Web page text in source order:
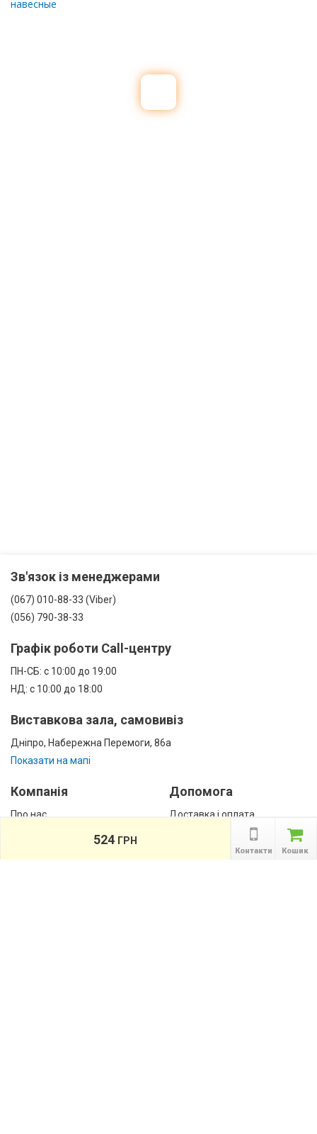
навесные
Зв'язок із менеджерами
(067) 010-88-33 (Viber)
(056) 790-38-33
Графік роботи Call-центру
ПН-СБ: с 10:00 до 19:00
НД: с 10:00 до 18:00
Виставкова зала, самовивіз
Дніпро, Набережна Перемоги, 86а
Показати на мапі
Компанія
Про нас
Допомога
Доставка і оплата
Кошик
Контакти
524 ГРН